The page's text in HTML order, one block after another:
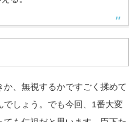
か、無視するかですごく揉めて
でしょう。でも今回、1番大変